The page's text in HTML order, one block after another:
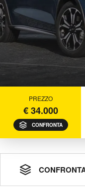
PREZZO
€ 34.000
CONFRONTA